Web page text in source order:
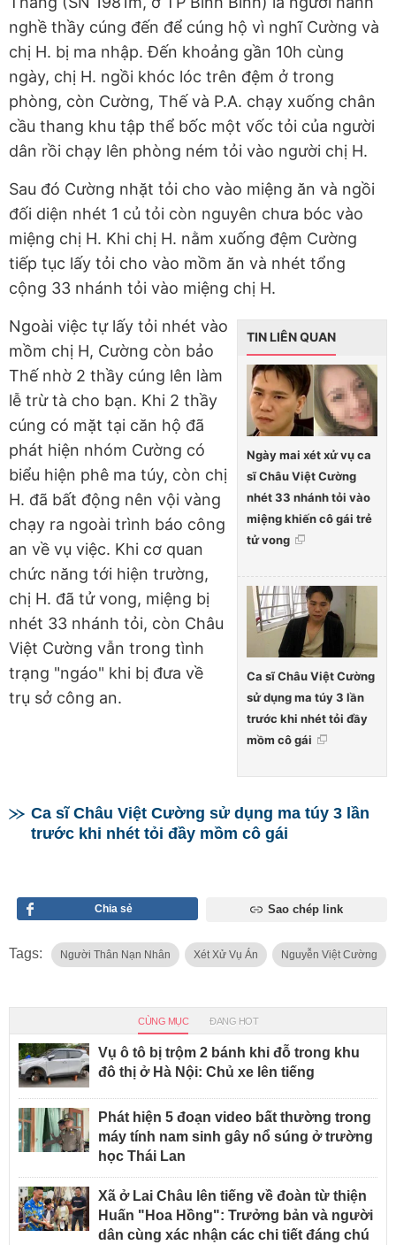
nghề thầy cúng đến để cúng hộ vì nghĩ Cường và
chị H. bị ma nhập. Đến khoảng gần 10h cùng
ngày, chị H. ngồi khóc lóc trên đệm ở trong
phòng, còn Cường, Thế và P.A. chạy xuống chân
cầu thang khu tập thể bốc một vốc tỏi của người
dân rồi chạy lên phòng ném tỏi vào người chị H.
Sau đó Cường nhặt tỏi cho vào miệng ăn và ngồi
đối diện nhét 1 củ tỏi còn nguyên chưa bóc vào
miệng chị H. Khi chị H. nằm xuống đệm Cường
tiếp tục lấy tỏi cho vào mồm ăn và nhét tổng
cộng 33 nhánh tỏi vào miệng chị H.
TIN LIÊN QUAN
Ngày mai xét xử vụ ca
sĩ Châu Việt Cường
nhét 33 nhánh tỏi vào
miệng khiến cô gái trẻ
tử vong
Ca sĩ Châu Việt Cường
sử dụng ma túy 3 lần
trước khi nhét tỏi đầy
mồm cô gái
Ngoài việc tự lấy tỏi nhét vào
mồm chị H, Cường còn bảo
Thế nhờ 2 thầy cúng lên làm
lễ trừ tà cho bạn. Khi 2 thầy
cúng có mặt tại căn hộ đã
phát hiện nhóm Cường có
biểu hiện phê ma túy, còn chị
H. đã bất động nên vội vàng
chạy ra ngoài trình báo công
an về vụ việc. Khi cơ quan
chức năng tới hiện trường,
chị H. đã tử vong, miệng bị
nhét 33 nhánh tỏi, còn Châu
Việt Cường vẫn trong tình
trạng "ngáo" khi bị đưa về
trụ sở công an.
Ca sĩ Châu Việt Cường sử dụng ma túy 3 lần
trước khi nhét tỏi đầy mồm cô gái
Chia sẻ Sao chép link
Tags: Người Thân Nạn Nhân Xét Xử Vụ Án Nguyễn Việt Cường
CÙNG MỤC ĐANG HOT
Vụ ô tô bị trộm 2 bánh khi đỗ trong khu
đô thị ở Hà Nội: Chủ xe lên tiếng
Phát hiện 5 đoạn video bất thường trong
máy tính nam sinh gây nổ súng ở trường
học Thái Lan
Xã ở Lai Châu lên tiếng về đoàn từ thiện
Huấn "Hoa Hồng": Trưởng bản và người
dân cùng xác nhận các chi tiết đáng chú